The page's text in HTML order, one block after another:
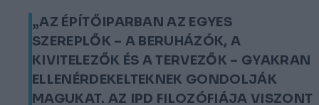
„AZ ÉPÍTŐIPARBAN AZ EGYES
SZEREPLŐK – A BERUHÁZÓK, A
KIVITELEZŐK ÉS A TERVEZŐK – GYAKRAN
ELLENÉRDEKELTEKNEK GONDOLJÁK
MAGUKAT. AZ IPD FILOZÓFIÁJA VISZONT